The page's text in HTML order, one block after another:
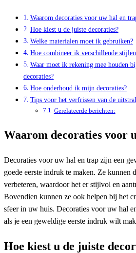
Waarom decoraties voor uw hal en
Hoe kiest u de juiste decoraties?
Welke materialen moet ik gebruiken?
Hoe combineer ik verschillende
Waar moet ik rekening mee houden
decoraties?
Hoe onderhoud ik mijn decoraties?
Tips voor het verfrissen van de
Gerelateerde berichten:
Waarom decoraties voor
Decoraties voor uw hal en trap zijn een
goede eerste indruk te maken. Ze kunnen
verbeteren, waardoor het er stijlvol en
Bovendien kunnen ze ook helpen bij het
sfeer in uw huis. Decoraties voor uw hal
als je een geweldige eerste indruk wilt
Hoe kiest u de juiste